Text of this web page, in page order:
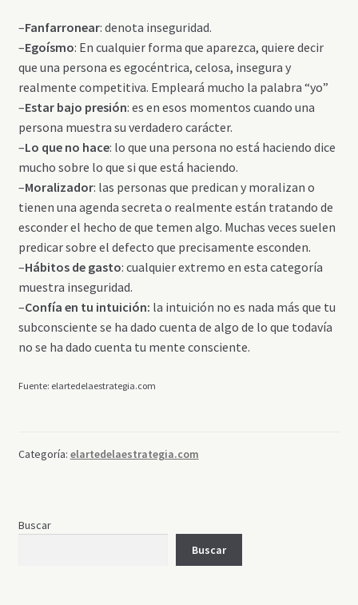
–Fanfarronear: denota inseguridad.
–Egoísmo: En cualquier forma que aparezca, quiere decir
que una persona es egocéntrica, celosa, insegura y
realmente competitiva. Empleará mucho la palabra “yo”
–Estar bajo presión: es en esos momentos cuando una
persona muestra su verdadero carácter.
–Lo que no hace: lo que una persona no está haciendo dice
mucho sobre lo que si que está haciendo.
–Moralizador: las personas que predican y moralizan o
tienen una agenda secreta o realmente están tratando de
esconder el hecho de que temen algo. Muchas veces suelen
predicar sobre el defecto que precisamente esconden.
–Hábitos de gasto: cualquier extremo en esta categoría
muestra inseguridad.
–Confía en tu intuición: la intuición no es nada más que tu
subconsciente se ha dado cuenta de algo de lo que todavía
no se ha dado cuenta tu mente consciente.
Fuente: elartedelaestrategia.com
Categoría: elartedelaestrategia.com
Buscar
Buscar